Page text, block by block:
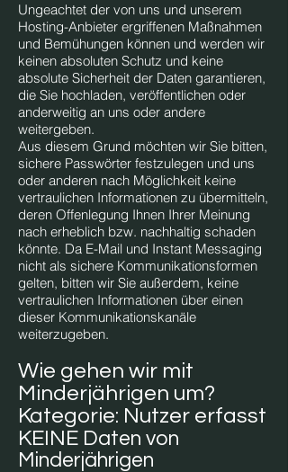
Ungeachtet der von uns und unserem
Hosting-Anbieter ergriffenen Maßnahmen
und Bemühungen können und werden wir
keinen absoluten Schutz und keine
absolute Sicherheit der Daten garantieren,
die Sie hochladen, veröffentlichen oder
anderweitig an uns oder andere
weitergeben.
Aus diesem Grund möchten wir Sie bitten,
sichere Passwörter festzulegen und uns
oder anderen nach Möglichkeit keine
vertraulichen Informationen zu übermitteln,
deren Offenlegung Ihnen Ihrer Meinung
nach erheblich bzw. nachhaltig schaden
könnte. Da E-Mail und Instant Messaging
nicht als sichere Kommunikationsformen
gelten, bitten wir Sie außerdem, keine
vertraulichen Informationen über einen
dieser Kommunikationskanäle
weiterzugeben.
Wie gehen wir mit
Minderjährigen um?
Kategorie: Nutzer erfasst
KEINE Daten von
Minderjährigen